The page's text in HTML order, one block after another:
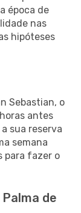
época de
nas
hipóteses
Sebastian, o
antes
sua reserva
semana
para fazer o
de